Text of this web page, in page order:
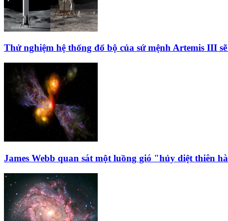
Thử nghiệm hệ thống đổ bộ của sứ mệnh Artemis III
James Webb quan sát một luồng gió "hủy diệt thiên